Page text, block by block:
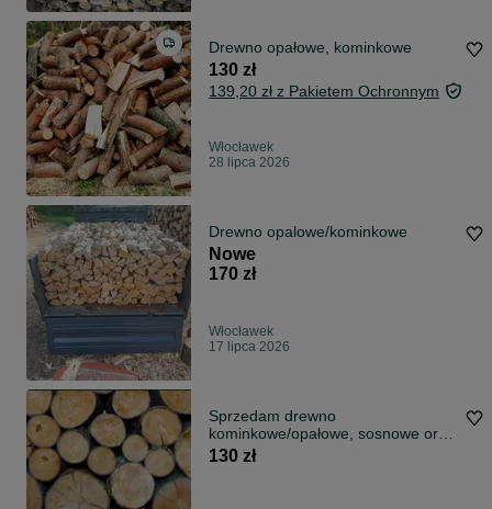
Drewno opałowe, kominkowe
130 zł
139,20 zł z Pakietem Ochronnym
Włocławek
28 lipca 2026
Drewno opalowe/kominkowe
Nowe
170 zł
Włocławek
17 lipca 2026
Sprzedam drewno
kominkowe/opałowe, sosnowe oraz
liściaste
130 zł